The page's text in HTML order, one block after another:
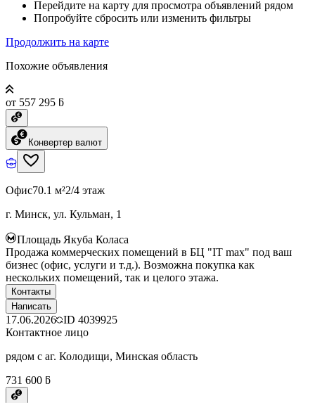
Перейдите на карту для просмотра объявлений рядом
Попробуйте сбросить или изменить фильтры
Продолжить на карте
Похожие объявления
от 557 295 ƃ
Конвертер валют
Офис70.1 м²2/4 этаж
г. Минск, ул. Кульман, 1
Площадь Якуба Коласа
Продажа коммерческих помещений в БЦ "IT max" под ваш
бизнес (офис, услуги и т.д.). Возможна покупка как
нескольких помещений, так и целого этажа.
Контакты
Написать
17.06.2026 ID 4039925
Контактное лицо
рядом с аг. Колодищи, Минская область
731 600 ƃ